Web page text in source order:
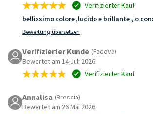
Verifizierter Kauf
bellissimo colore ,lucido e brillante ,lo
Bewertung übersetzen
Verifizierter Kunde (Padova)
Bewertet am 14 Juli 2026
Verifizierter Kauf
Annalisa (Brescia)
Bewertet am 26 Mai 2026